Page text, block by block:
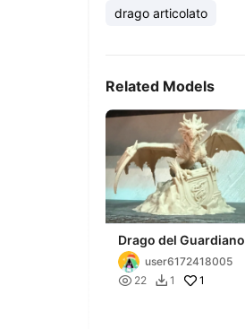
drago articolato
Related Models
Drago del Guardiano
user6172418005
 22  1 1